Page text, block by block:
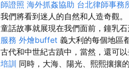
師證照 海外抓姦協助 台北律師事務
我們將看到迷人的自然和人造奇觀。
童話故事就展現在我們面前，鐘乳
服務 外燴buffet 義大利的每個地區
古代和中世紀古蹟中，當然，還可以
培訓 同時，大海、陽光、熙熙攘攘